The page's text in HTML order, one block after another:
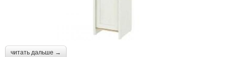
читать дальше →